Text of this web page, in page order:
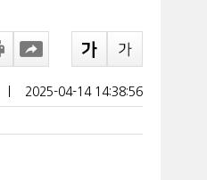
2025-04-14 14:38:56